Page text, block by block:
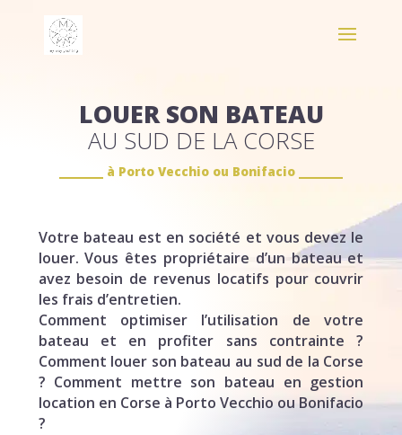
LOUER SON BATEAU
AU SUD DE LA CORSE
à Porto Vecchio ou Bonifacio
Votre bateau est en société et vous devez le
louer. Vous êtes propriétaire d’un bateau et
avez besoin de revenus locatifs pour couvrir
les frais d’entretien.
Comment optimiser l’utilisation de votre
bateau et en profiter sans contrainte ?
Comment louer son bateau au sud de la Corse
? Comment mettre son bateau en gestion
location en Corse à Porto Vecchio ou Bonifacio
?